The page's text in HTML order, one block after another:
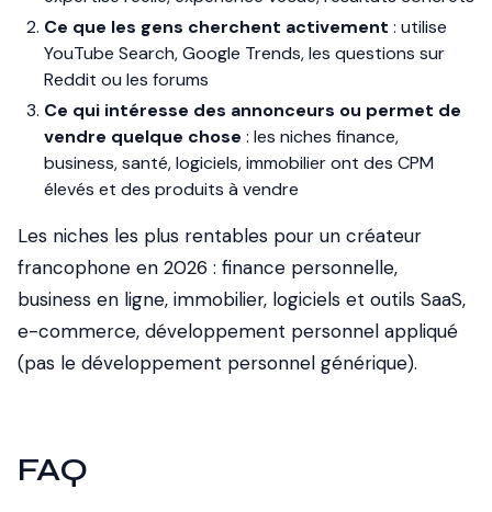
Ce que les gens cherchent activement : utilise
YouTube Search, Google Trends, les questions sur
Reddit ou les forums
Ce qui intéresse des annonceurs ou permet de
vendre quelque chose : les niches finance,
business, santé, logiciels, immobilier ont des CPM
élevés et des produits à vendre
Les niches les plus rentables pour un créateur
francophone en 2026 : finance personnelle,
business en ligne, immobilier, logiciels et outils SaaS,
e-commerce, développement personnel appliqué
(pas le développement personnel générique).
FAQ